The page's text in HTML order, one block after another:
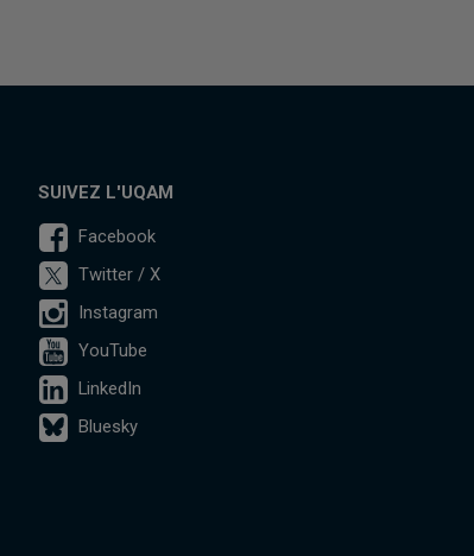
SUIVEZ L'UQAM
Facebook
Twitter / X
Instagram
YouTube
LinkedIn
Bluesky